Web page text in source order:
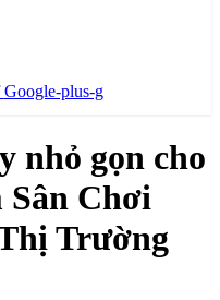
Google-plus-g
nhỏ gọn cho
Sân Chơi
Trường